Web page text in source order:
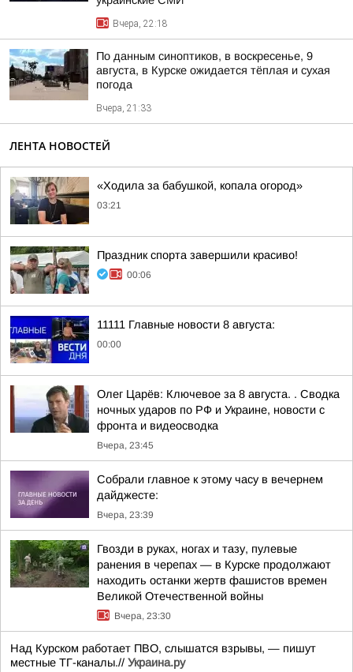
Вчера, 22:18
По данным синоптиков, в воскресенье, 9
августа, в Курске ожидается тёплая и сухая
погода
Вчера, 21:33
ЛЕНТА НОВОСТЕЙ
«Ходила за бабушкой, копала огород»
03:21
Праздник спорта завершили красиво!
00:06
11111 Главные новости 8 августа:
00:00
Олег Царёв: Ключевое за 8 августа. . Сводка
ночных ударов по РФ и Украине, новости с
фронта и видеосводка
Вчера, 23:45
Собрали главное к этому часу в вечернем
дайджесте:
Вчера, 23:39
Гвозди в руках, ногах и тазу, пулевые
ранения в черепах — в Курске продолжают
находить останки жертв фашистов времен
Великой Отечественной войны
Вчера, 23:30
Над Курском работает ПВО, слышатся взрывы, — пишут
местные ТГ-каналы.// Украина.ру